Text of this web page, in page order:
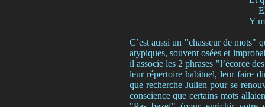
Y
C’est aussi un "chasseur de mots"
atypiques, souvent osées et
il associe les 2 phrases "l’écorce
leur répertoire habituel, leur faire
que recherche Julien pour se
conscience que certains mots